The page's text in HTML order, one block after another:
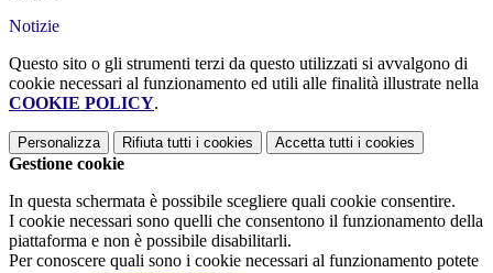
Notizie
Questo sito o gli strumenti terzi da questo utilizzati si avvalgono di
cookie necessari al funzionamento ed utili alle finalità illustrate nella
COOKIE POLICY.
Personalizza Rifiuta tutti i cookies Accetta tutti i cookies
Gestione cookie
In questa schermata è possibile scegliere quali cookie consentire.
I cookie necessari sono quelli che consentono il funzionamento della
piattaforma e non è possibile disabilitarli.
Per conoscere quali sono i cookie necessari al funzionamento potete